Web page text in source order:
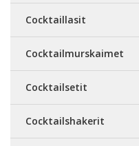
Cocktaillasit
Cocktailmurskaimet
Cocktailsetit
Cocktailshakerit